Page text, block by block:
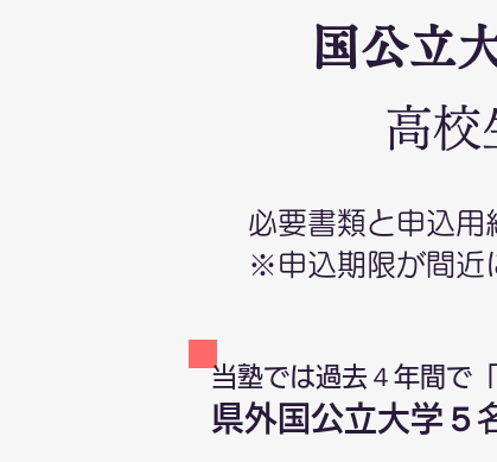
国公立
高校
必要書類と申込用
​※申込期限が間近
当塾では過去４年間で
県外国公立大学５